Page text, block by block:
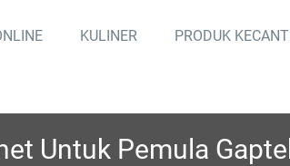
KULINER PRODUK
Untuk Pemula